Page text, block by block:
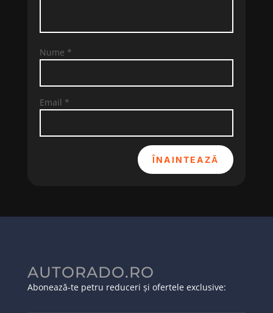
Nume *
Email *
ÎNAINTEAZĂ
AUTORADO.RO
Abonează-te petru reduceri și ofertele exclusive: